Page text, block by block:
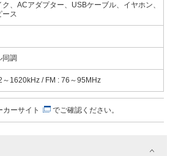
ク、ACアダプター、USBケーブル、イヤホン、
ース
同調
～1620kHz / FM : 76～95MHz
カーサイト でご確認ください。